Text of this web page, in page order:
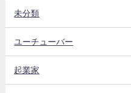
未分類
ユーチューバー
起業家